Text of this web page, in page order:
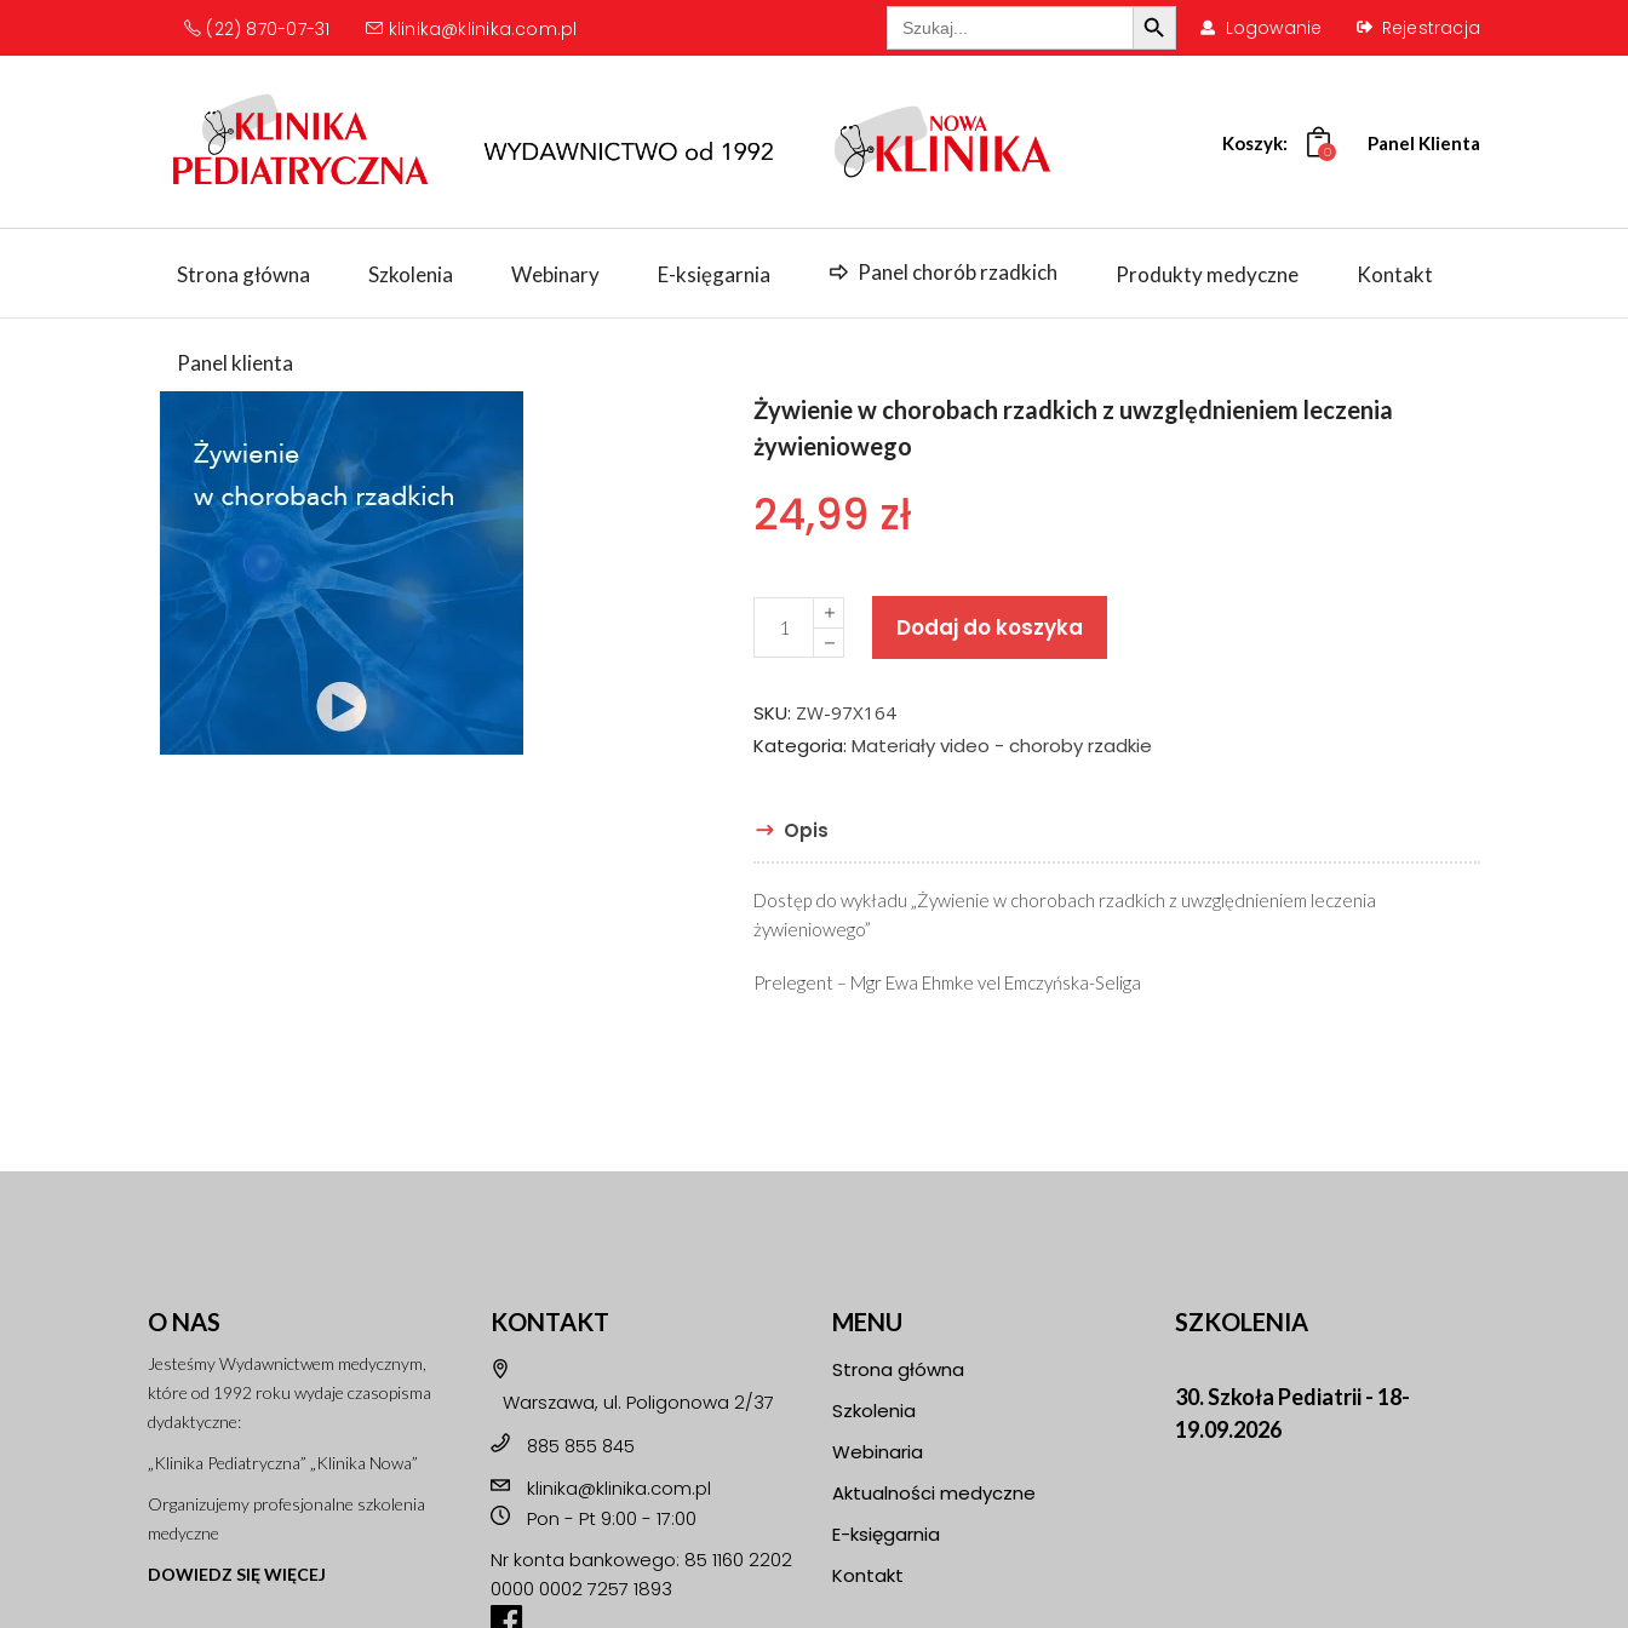
(22) 870-07-31 klinika@klinika.com.pl
Search
for:
Search Button
Logowanie Rejestracja
Koszyk: 0 Panel Klienta
Strona główna Szkolenia Webinary E-księgarnia Panel chorób rzadkich Produkty medyczne Kontakt
Panel klienta
Żywienie w chorobach rzadkich z uwzględnieniem leczenia
żywieniowego
24,99 zł
Dodaj do koszyka
SKU: ZW-97X164
Kategoria: Materiały video - choroby rzadkie
Opis
Dostęp do wykładu „Żywienie w chorobach rzadkich z uwzględnieniem leczenia
żywieniowego”
Prelegent – Mgr Ewa Ehmke vel Emczyńska-Seliga
O NAS
Jesteśmy Wydawnictwem medycznym,
które od 1992 roku wydaje czasopisma
dydaktyczne:
„Klinika Pediatryczna” „Klinika Nowa”
Organizujemy profesjonalne szkolenia
medyczne
DOWIEDZ SIĘ WIĘCEJ
KONTAKT
Warszawa, ul. Poligonowa 2/37
885 855 845
klinika@klinika.com.pl
Pon - Pt 9:00 - 17:00
Nr konta bankowego: 85 1160 2202
0000 0002 7257 1893
MENU
Strona główna
Szkolenia
Webinaria
Aktualności medyczne
E-księgarnia
Kontakt
SZKOLENIA
30. Szkoła Pediatrii - 18-
19.09.2026